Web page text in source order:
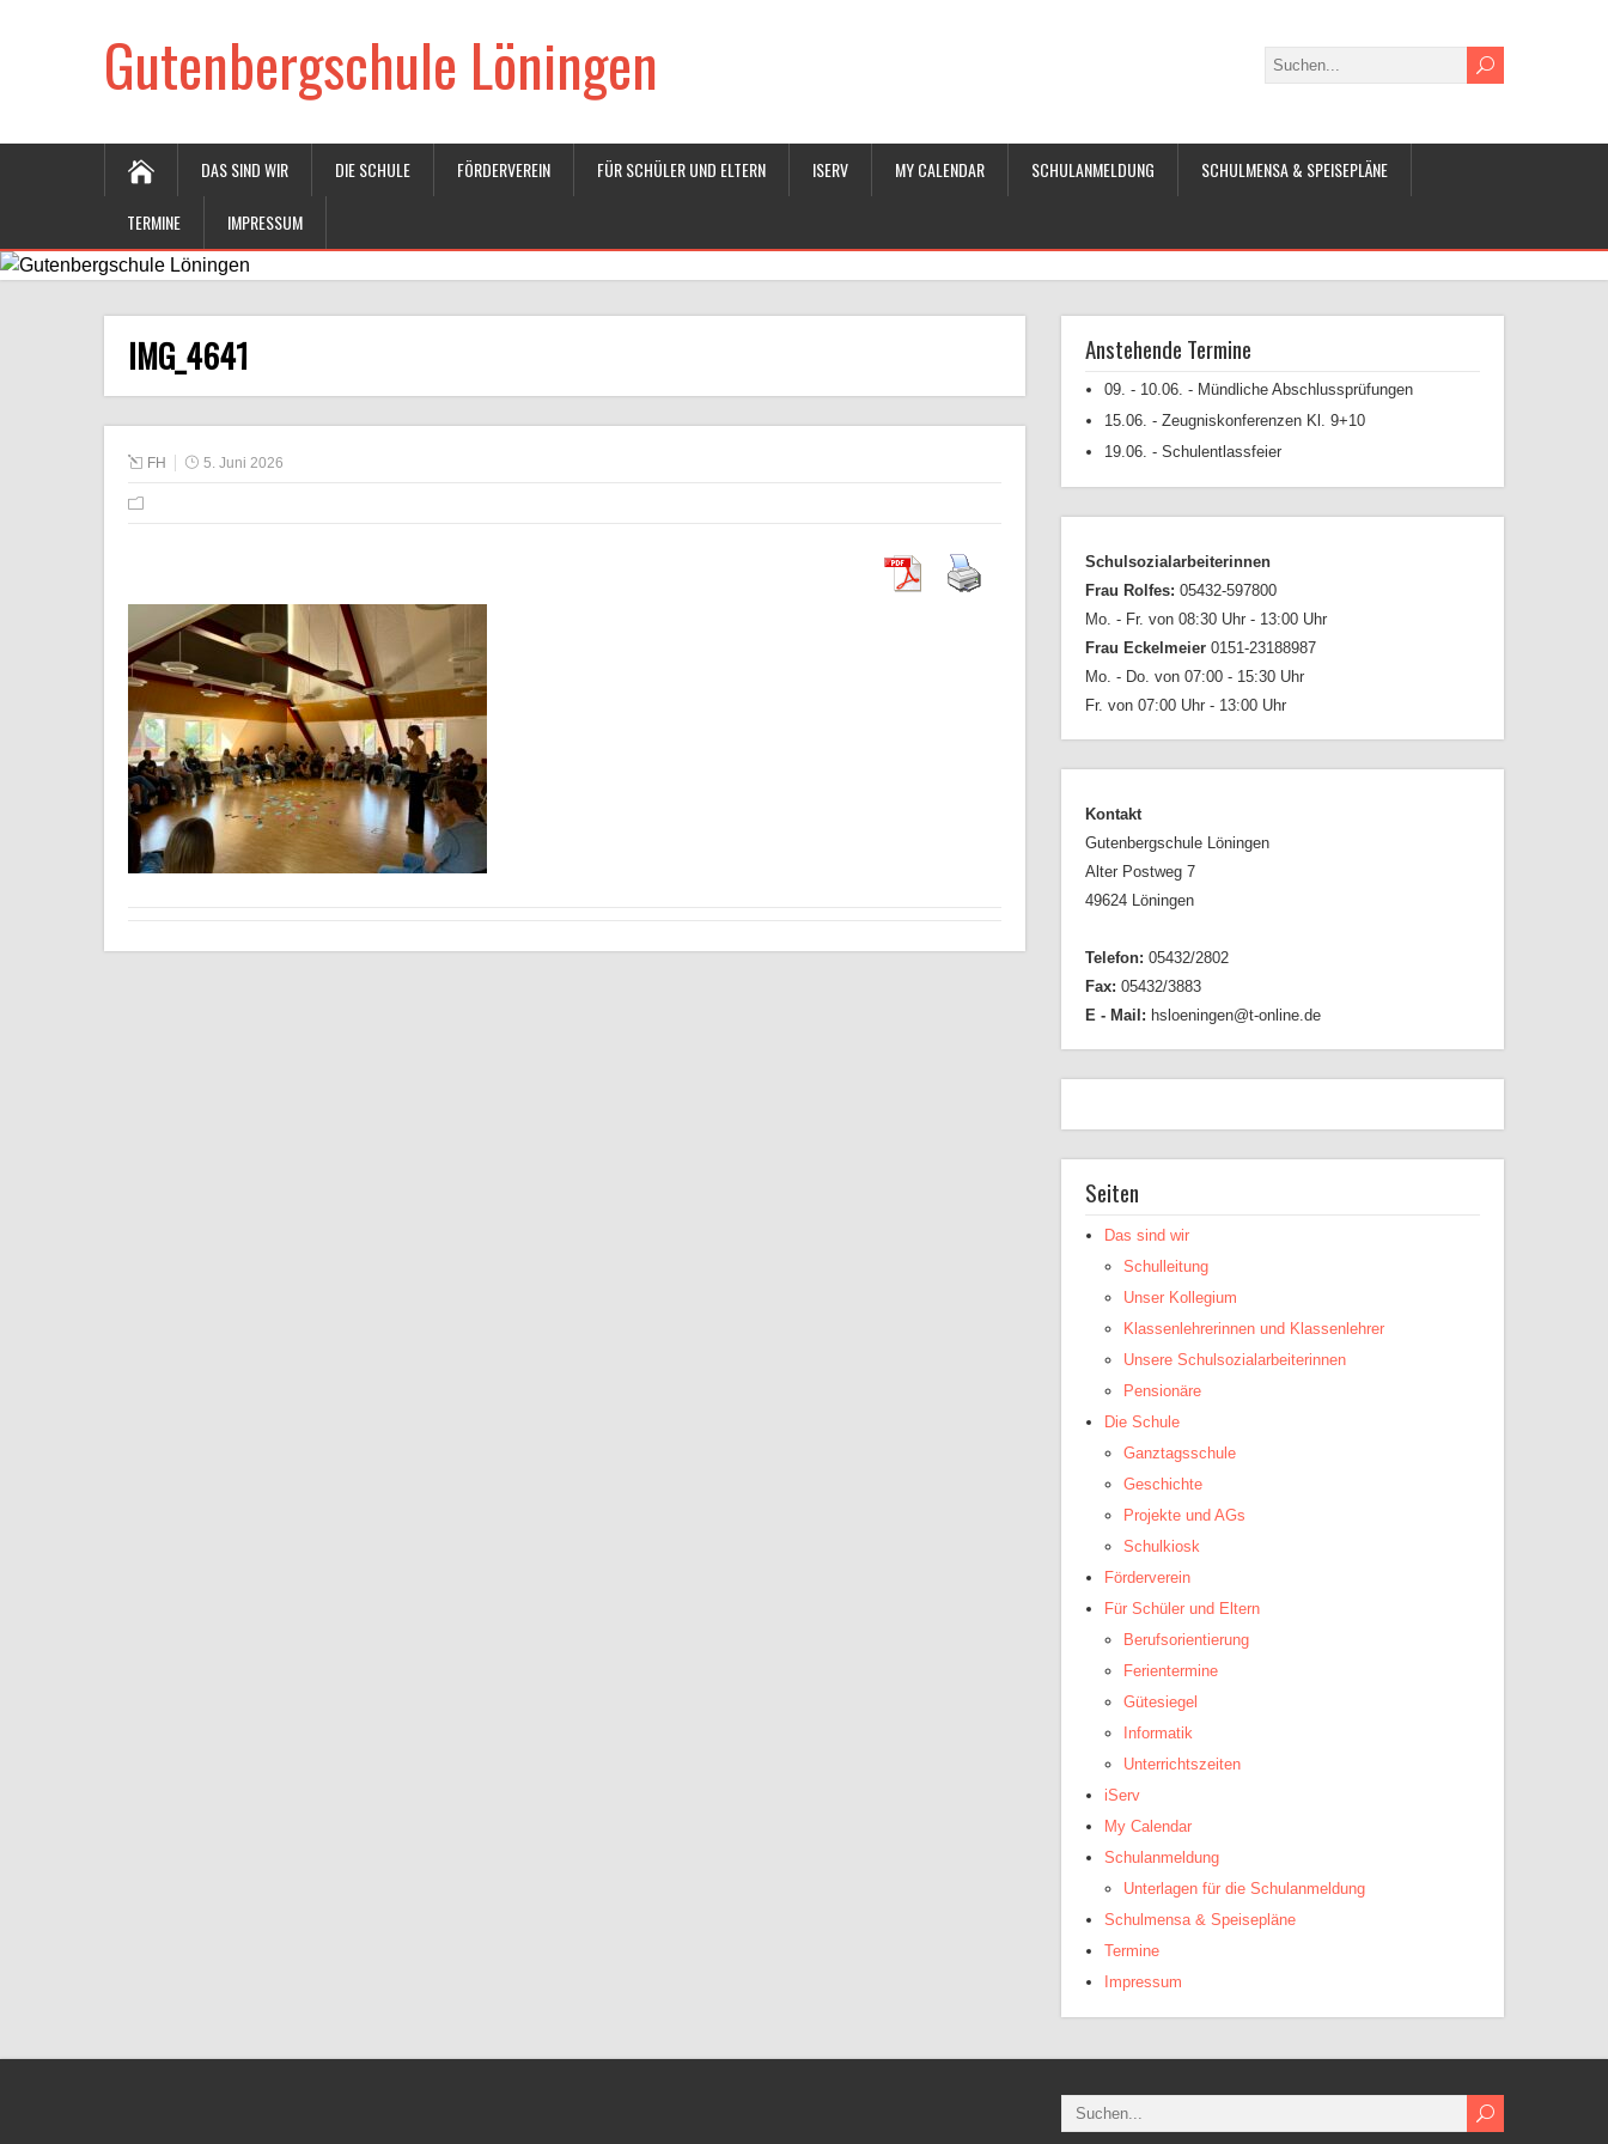
Gutenbergschule Löningen
DAS SIND WIR DIE SCHULE FÖRDERVEREIN FÜR SCHÜLER UND ELTERN ISERV MY CALENDAR SCHULANMELDUNG SCHULMENSA & SPEISEPLÄNE
TERMINE IMPRESSUM
IMG_4641
FH 5. Juni 2026
Anstehende Termine
09. - 10.06. - Mündliche Abschlussprüfungen
15.06. - Zeugniskonferenzen Kl. 9+10
19.06. - Schulentlassfeier
Schulsozialarbeiterinnen
Frau Rolfes: 05432-597800
Mo. - Fr. von 08:30 Uhr - 13:00 Uhr
Frau Eckelmeier 0151-23188987
Mo. - Do. von 07:00 - 15:30 Uhr
Fr. von 07:00 Uhr - 13:00 Uhr
Kontakt
Gutenbergschule Löningen
Alter Postweg 7
49624 Löningen
Telefon: 05432/2802
Fax: 05432/3883
E - Mail: hsloeningen@t-online.de
Seiten
Das sind wir
Schulleitung
Unser Kollegium
Klassenlehrerinnen und Klassenlehrer
Unsere Schulsozialarbeiterinnen
Pensionäre
Die Schule
Ganztagsschule
Geschichte
Projekte und AGs
Schulkiosk
Förderverein
Für Schüler und Eltern
Berufsorientierung
Ferientermine
Gütesiegel
Informatik
Unterrichtszeiten
iServ
My Calendar
Schulanmeldung
Unterlagen für die Schulanmeldung
Schulmensa & Speisepläne
Termine
Impressum